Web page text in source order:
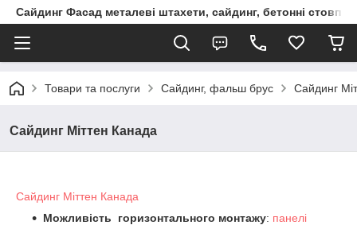
Сайдинг Фасад металеві штахети, сайдинг, бетонні
Товари та послуги Сайдинг, фальш брус Сайдинг
Сайдинг Міттен Канада
Сайдинг Міттен Канада
Можливість горизонтального монтажу: панелі